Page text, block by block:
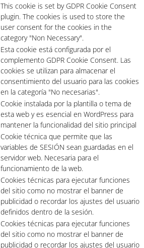
This cookie is set by GDPR Cookie Consent
plugin. The cookies is used to store the
user consent for the cookies in the
category "Non Necessary".
Esta cookie está configurada por el
complemento GDPR Cookie Consent. Las
cookies se utilizan para almacenar el
consentimiento del usuario para las cookies
en la categoría "No necesarias".
Cookie instalada por la plantilla o tema de
esta web y es esencial en WordPress para
mantener la funcionalidad del sitio principal
Cookie técnica que permite que las
variables de SESIÓN sean guardadas en el
servidor web. Necesaria para el
funcionamiento de la web.
Cookies técnicas para ejecutar funciones
del sitio como no mostrar el banner de
publicidad o recordar los ajustes del usuario
definidos dentro de la sesión.
Cookies técnicas para ejecutar funciones
del sitio como no mostrar el banner de
publicidad o recordar los ajustes del usuario